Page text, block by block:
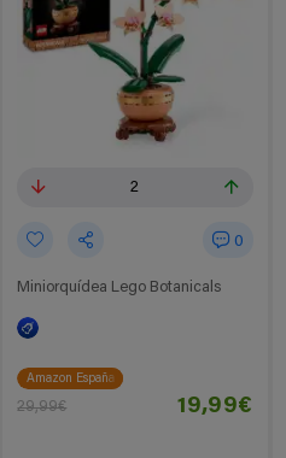
2
0
Miniorquídea Lego Botanicals
Amazon España
29,99€ 19,99€